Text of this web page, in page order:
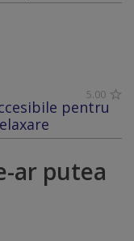
5.00
pentru
ar putea